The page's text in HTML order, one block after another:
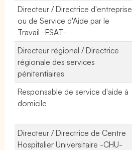
Directeur / Directrice d'entreprise
ou de Service d'Aide par le
Travail -ESAT-
Directeur régional / Directrice
régionale des services
pénitentiaires
Responsable de service d'aide à
domicile
Directeur / Directrice de Centre
Hospitalier Universitaire -CHU-